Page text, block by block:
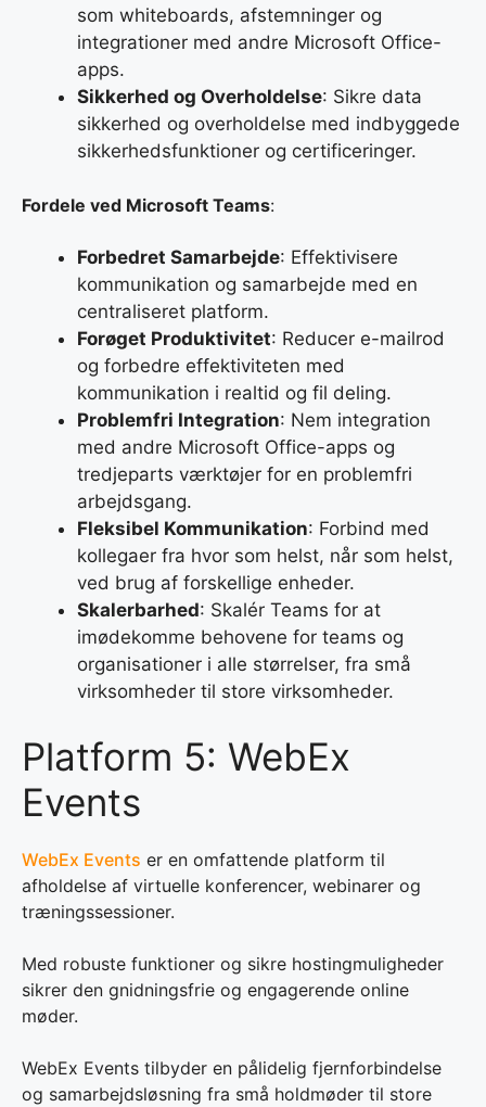
som whiteboards, afstemninger og
integrationer med andre Microsoft Office-
apps.
Sikkerhed og Overholdelse: Sikre data
sikkerhed og overholdelse med indbyggede
sikkerhedsfunktioner og certificeringer.
Fordele ved Microsoft Teams:
Forbedret Samarbejde: Effektivisere
kommunikation og samarbejde med en
centraliseret platform.
Forøget Produktivitet: Reducer e-mailrod
og forbedre effektiviteten med
kommunikation i realtid og fil deling.
Problemfri Integration: Nem integration
med andre Microsoft Office-apps og
tredjeparts værktøjer for en problemfri
arbejdsgang.
Fleksibel Kommunikation: Forbind med
kollegaer fra hvor som helst, når som helst,
ved brug af forskellige enheder.
Skalerbarhed: Skalér Teams for at
imødekomme behovene for teams og
organisationer i alle størrelser, fra små
virksomheder til store virksomheder.
Platform 5: WebEx
Events
WebEx Events er en omfattende platform til
afholdelse af virtuelle konferencer, webinarer og
træningssessioner.
Med robuste funktioner og sikre hostingmuligheder
sikrer den gnidningsfrie og engagerende online
møder.
WebEx Events tilbyder en pålidelig fjernforbindelse
og samarbejdsløsning fra små holdmøder til store